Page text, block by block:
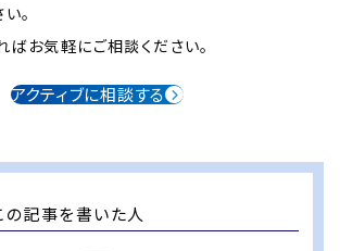
。
ばお気軽にご相談ください。
アクティブに相談する
記事を書いた人